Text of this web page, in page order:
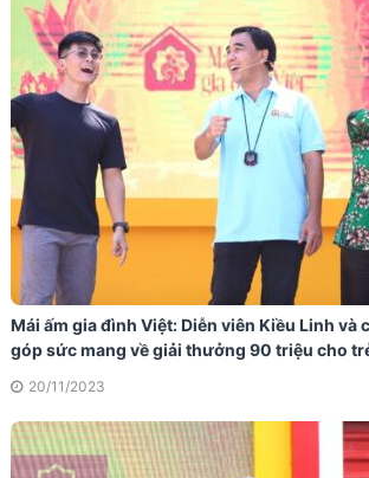
Mái ấm gia đình Việt: Diễn viên Kiều Linh và
góp sức mang về giải thưởng 90 triệu cho
20/11/2023